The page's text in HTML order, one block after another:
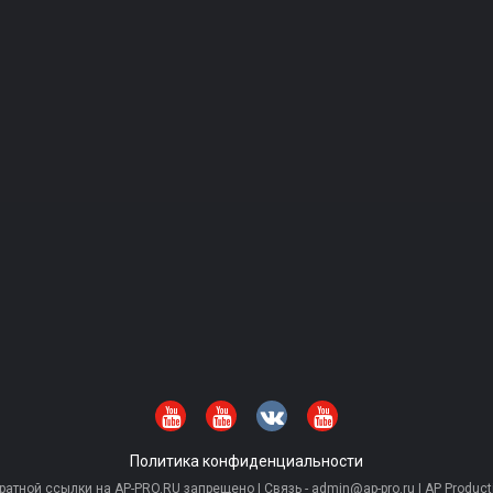
Политика конфиденциальности
ссылки на AP-PRO.RU запрещено | Связь - admin@ap-pro.ru | AP